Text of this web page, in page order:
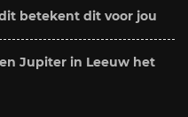
betekent dit voor jou
Jupiter in Leeuw het